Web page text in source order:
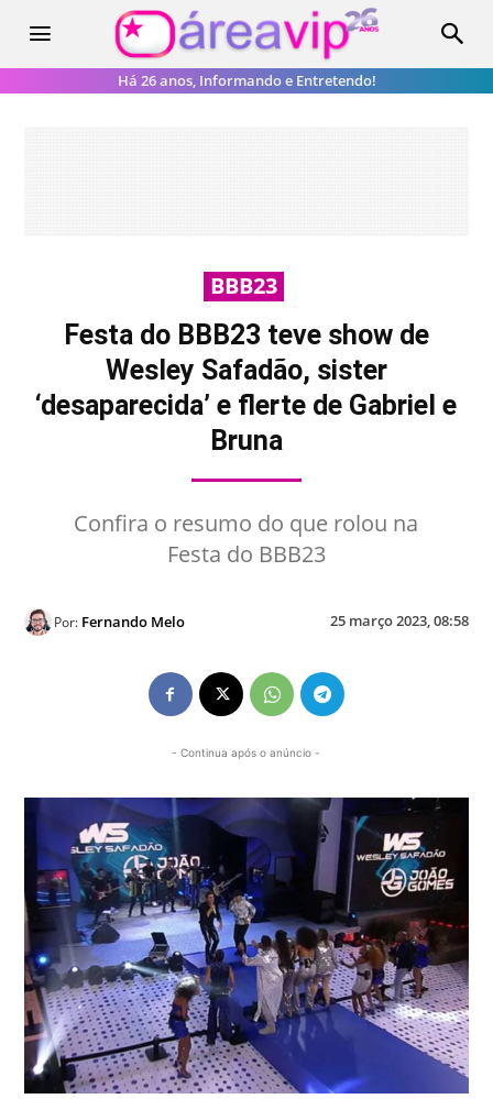
Há 26 anos, Informando e Entretendo!
BBB23
Festa do BBB23 teve show de
Wesley Safadão, sister
‘desaparecida’ e flerte de Gabriel e
Bruna
Confira o resumo do que rolou na
Festa do BBB23
Por: Fernando Melo 25 março 2023, 08:58
- Continua após o anúncio -